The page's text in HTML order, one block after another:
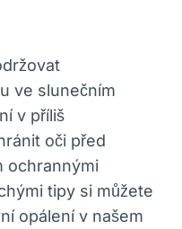
ve slunečním
‌v příliš
⁢oči před
ochrannými
tipy si⁤ můžete
opálení v našem